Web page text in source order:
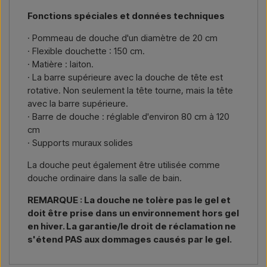
Il vous suffit d’indiquer l’article qui vous intéresse (référence ou
livraison, et vous recevrez une offre.
Nous écrire →
Fonctions spéciales et données techniques
· Pommeau de douche d'un diamètre de 20 cm
· Flexible douchette : 150 cm.
· Matière : laiton.
· La barre supérieure avec la douche de tête est
rotative. Non seulement la tête tourne, mais la tête
avec la barre supérieure.
· Barre de douche : réglable d'environ 80 cm à 120
cm
· Supports muraux solides
La douche peut également être utilisée comme
douche ordinaire dans la salle de bain.
REMARQUE : La douche ne tolère pas le gel et
doit être prise dans un environnement hors gel
en hiver. La garantie/le droit de réclamation ne
s'étend PAS aux dommages causés par le gel.